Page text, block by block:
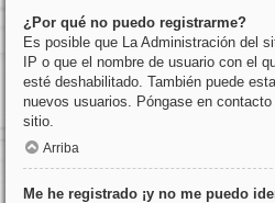
¿Por qué no puedo registrarme?
Es posible que La Administración del
IP o que el nombre de usuario con el
esté deshabilitado. También puede
nuevos usuarios. Póngase en
sitio.
Arriba
Me he registrado ¡y no me puedo